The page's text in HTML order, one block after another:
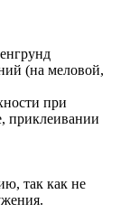
(на меловой,
при
приклеивании
так как не